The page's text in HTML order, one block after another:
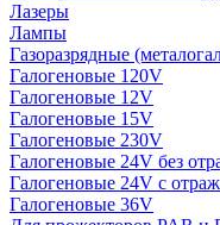
Лазеры
Лампы
Газоразрядные
Галогеновые 120V
Галогеновые 12V
Галогеновые 15V
Галогеновые 230V
Галогеновые 24V без
Галогеновые 24V с
Галогеновые 36V